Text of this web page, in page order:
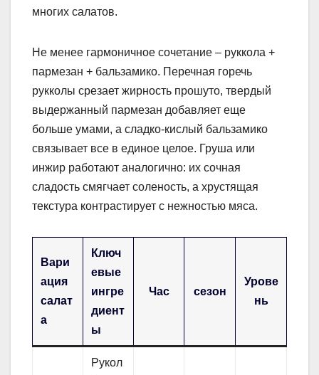
многих салатов.
Не менее гармоничное сочетание – руккола +
пармезан + бальзамико. Перечная горечь
рукколы срезает жирность прошуто, твердый
выдержанный пармезан добавляет еще
больше умами, а сладко-кислый бальзамико
связывает все в единое целое. Груша или
инжир работают аналогично: их сочная
сладость смягчает соленость, а хрустящая
текстура контрастирует с нежностью мяса.
Вари
ация
салат
а
Ключ
евые
ингре
диент
ы
Час сезон
Урове
нь
Рукол